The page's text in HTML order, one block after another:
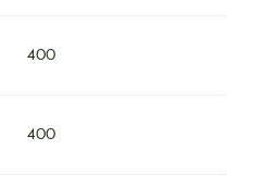
400
400